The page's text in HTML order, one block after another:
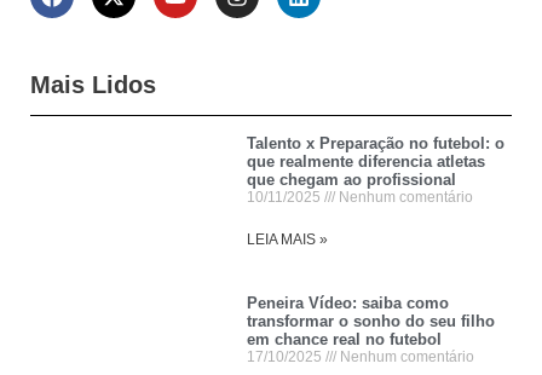
Mais Lidos
Talento x Preparação no futebol: o
que realmente diferencia atletas
que chegam ao profissional
10/11/2025 Nenhum comentário
LEIA MAIS »
Peneira Vídeo: saiba como
transformar o sonho do seu filho
em chance real no futebol
17/10/2025 Nenhum comentário